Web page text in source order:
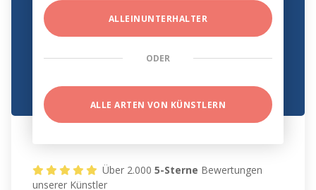
ALLEINUNTERHALTER
ODER
ALLE ARTEN VON KÜNSTLERN
Über 2.0005-Sterne Bewertungen
unserer Künstler